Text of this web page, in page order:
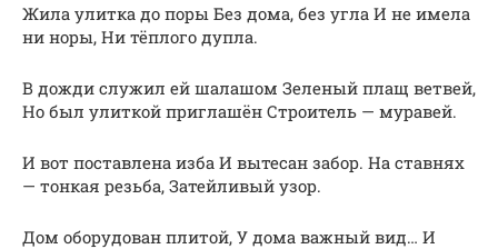
Жила улитка до поры Без дома, без угла И не имела
ни норы, Ни тёплого дупла.
В дожди служил ей шалашом Зеленый плащ ветвей,
Но был улиткой приглашён Строитель — муравей.
И вот поставлена изба И вытесан забор. На ставнях
— тонкая резьба, Затейливый узор.
Дом оборудован плитой, У дома важный вид… И